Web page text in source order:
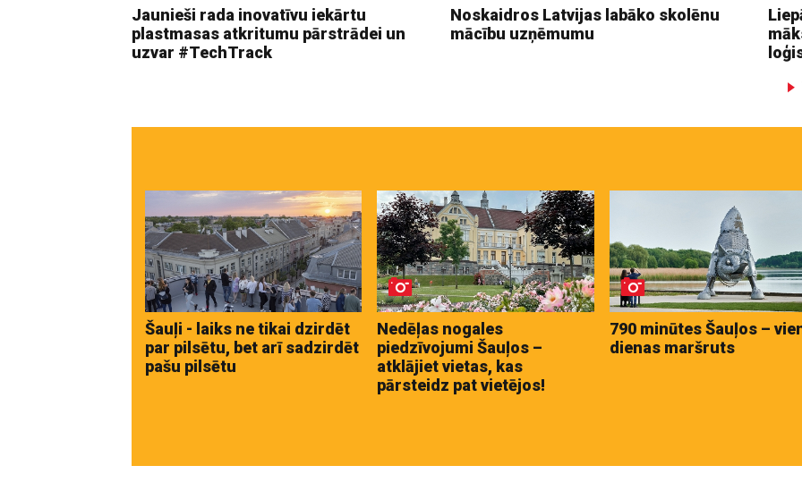
Jaunieši rada inovatīvu iekārtu
plastmasas atkritumu pārstrādei un
uzvar #TechTrack
Noskaidros Latvijas labāko skolēnu
mācību uzņēmumu
Šauļi - laiks ne tikai dzirdēt
par pilsētu, bet arī sadzirdēt
pašu pilsētu
Nedēļas nogales
piedzīvojumi Šauļos –
atklājiet vietas, kas
pārsteidz pat vietējos!
790 minūtes Šauļos –
dienas maršruts